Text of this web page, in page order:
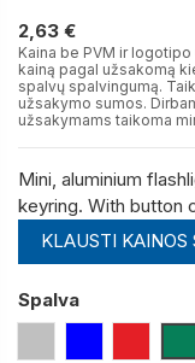
2,63 €
Kaina be PVM ir
kainą pagal užsakomą
spalvų spalvingumą.
užsakymo sumos.
užsakymams taikoma
Mini, aluminium
keyring. With button
KLAUSTI KAINOS
Spalva